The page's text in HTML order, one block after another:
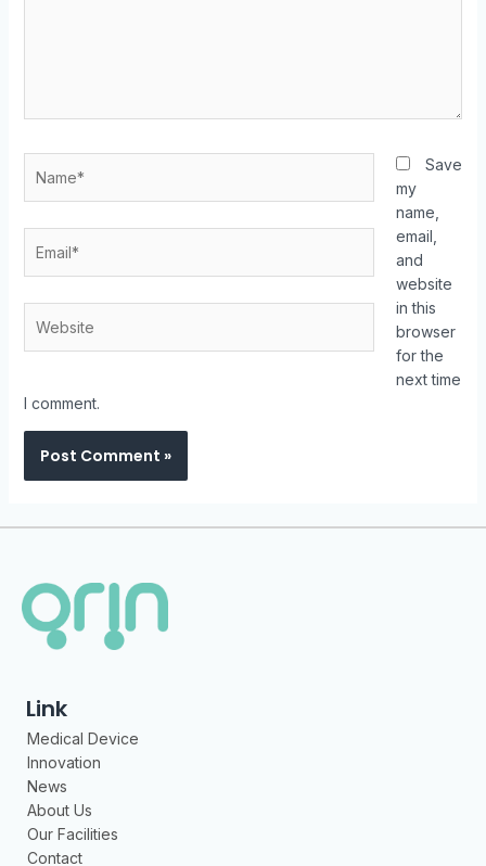
Save
my
name,
email,
and
website
in this
browser
for the
next time
I comment.
Link
Medical Device
Innovation
News
About Us
Our Facilities
Contact